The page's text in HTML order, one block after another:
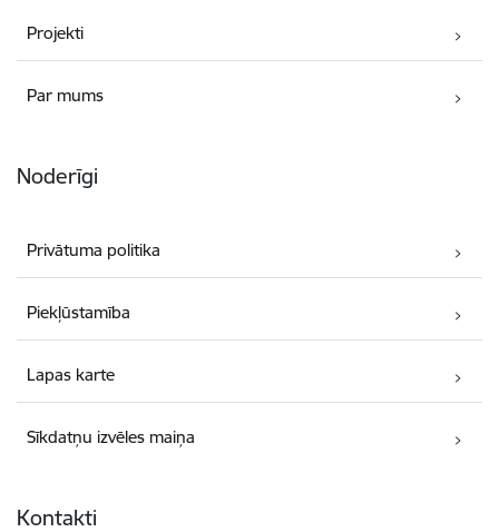
Projekti
Par mums
Noderīgi
Privātuma politika
Piekļūstamība
Lapas karte
Sīkdatņu izvēles maiņa
Kontakti